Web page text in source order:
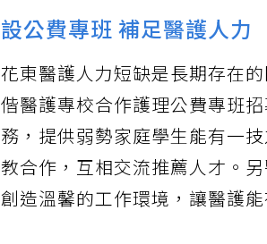
設公費專班 補足醫護人力
花東醫護人力短缺是長期存在
偕醫護專校合作護理公費專班
務，提供弱勢家庭學生能有一
教合作，互相交流推薦人才。
創造溫馨的工作環境，讓醫護能